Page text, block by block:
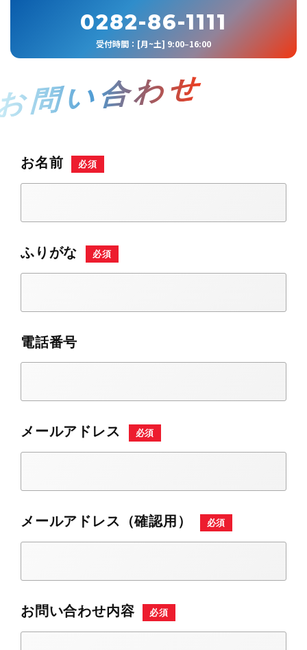
0282-86-1111
受付時間：[月~土] 9:00‒16:00
問い合わせ
お名前 必須
ふりがな 必須
電話番号
メールアドレス 必須
メールアドレス（確認用） 必須
お問い合わせ内容 必須